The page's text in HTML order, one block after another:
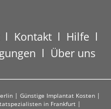
l Kontakt l Hilfe l
l Über uns
| Günstige Implantat Kosten|
in Frankfurt |